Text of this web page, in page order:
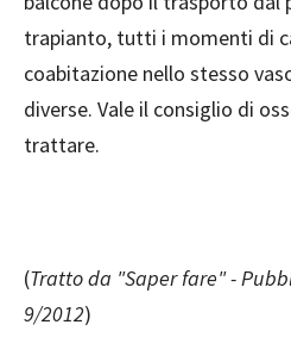
trapianto, tutti i momenti di
coabitazione nello stesso
diverse. Vale il consiglio di
trattare.
(Tratto da "Saper fare" -
9/2012)